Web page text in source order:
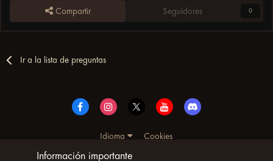
Compartir Seguidores 0
Ir a la lista de preguntas
Idioma
Cookies
© Copyright UltimoWoW™ 2025. Todos los derechos
Información importante